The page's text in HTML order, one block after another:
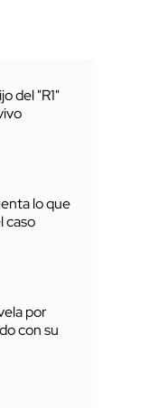
del "R1"
lo que
caso
por
con su